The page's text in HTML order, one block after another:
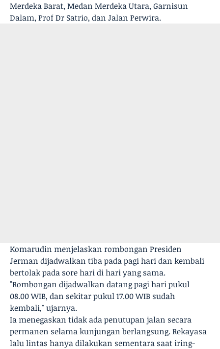
Merdeka Barat, Medan Merdeka Utara, Garnisun
Dalam, Prof Dr Satrio, dan Jalan Perwira.
Komarudin menjelaskan rombongan Presiden
Jerman dijadwalkan tiba pada pagi hari dan kembali
bertolak pada sore hari di hari yang sama.
"Rombongan dijadwalkan datang pagi hari pukul
08.00 WIB, dan sekitar pukul 17.00 WIB sudah
kembali," ujarnya.
Ia menegaskan tidak ada penutupan jalan secara
permanen selama kunjungan berlangsung. Rekayasa
lalu lintas hanya dilakukan sementara saat iring-